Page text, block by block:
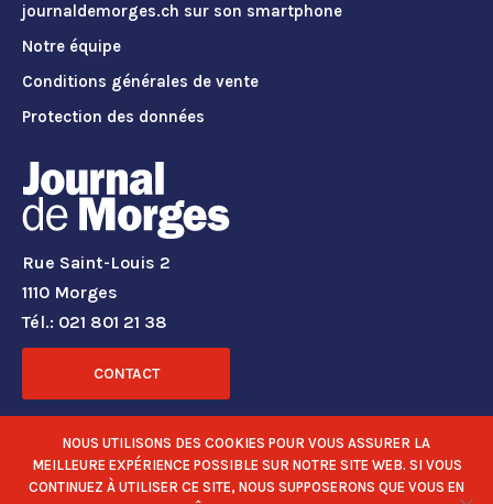
journaldemorges.ch sur son smartphone
Notre équipe
Conditions générales de vente
Protection des données
Rue Saint-Louis 2
1110 Morges
Tél.: 021 801 21 38
CONTACT
RÉSEAUX SOCIAUX
NOUS UTILISONS DES COOKIES POUR VOUS ASSURER LA
MEILLEURE EXPÉRIENCE POSSIBLE SUR NOTRE SITE WEB. SI VOUS
CONTINUEZ À UTILISER CE SITE, NOUS SUPPOSERONS QUE VOUS EN